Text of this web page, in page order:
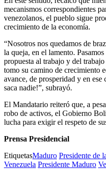
mecanismos correspondientes
venezolanos, el pueblo sigue
crecimiento de la economía.
“Nosotros nos quedamos de
la queja, en el lamento.
propuesta al trabajo y del
tomo su camino de crecimiento
avance, de prosperidad y en ese
saca nadie!”, subrayó.
El Mandatario reiteró que, a
robo de activos, el Gobierno
lucha para exigir el respeto de
Prensa Presidencial
EtiquetasMaduro Presidente de
Venezuela Presidente Maduro